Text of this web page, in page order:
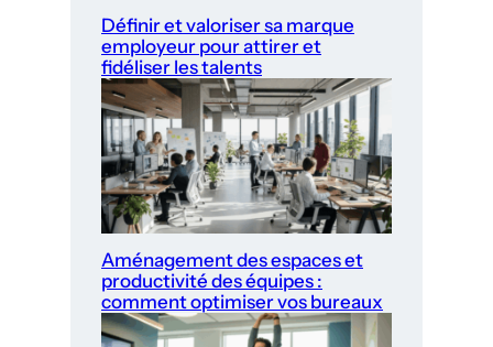
Définir et valoriser sa marque
employeur pour attirer et
fidéliser les talents
Aménagement des espaces et
productivité des équipes :
comment optimiser vos bureaux